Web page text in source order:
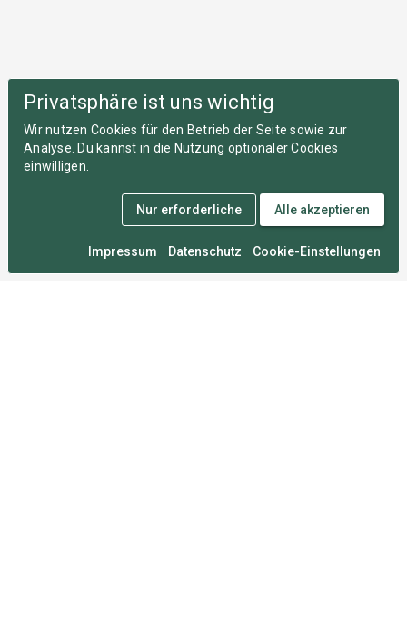
Privatsphäre ist uns wichtig
Wir nutzen Cookies für den Betrieb der Seite sowie zur
Analyse. Du kannst in die Nutzung optionaler Cookies
einwilligen.
Impressum Datenschutz Cookie-Einstellungen
Nur erforderliche Alle akzeptieren